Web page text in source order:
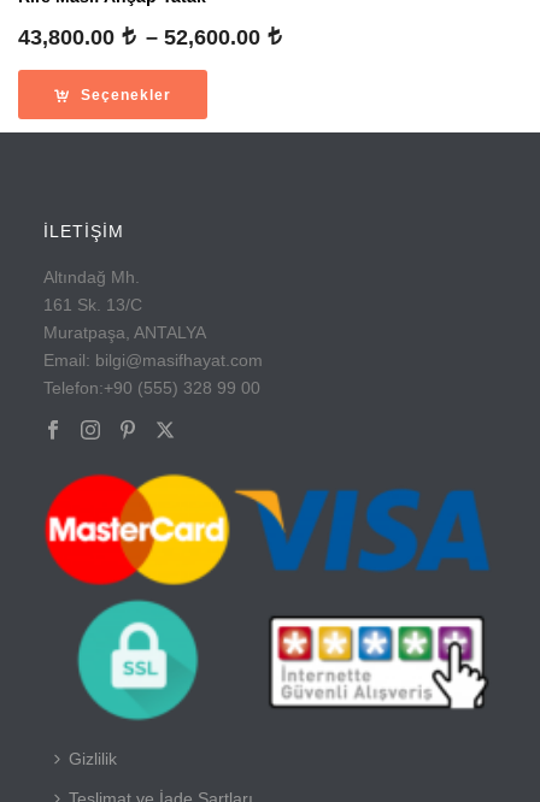
43,800.00 – 52,600.00
52,600.00
Seçenekler
İLETİŞİM
Altındağ Mh.
161 Sk. 13/C
Muratpaşa, ANTALYA
Email: bilgi@masifhayat.com
Telefon:+90 (555) 328 99 00
Gizlilik